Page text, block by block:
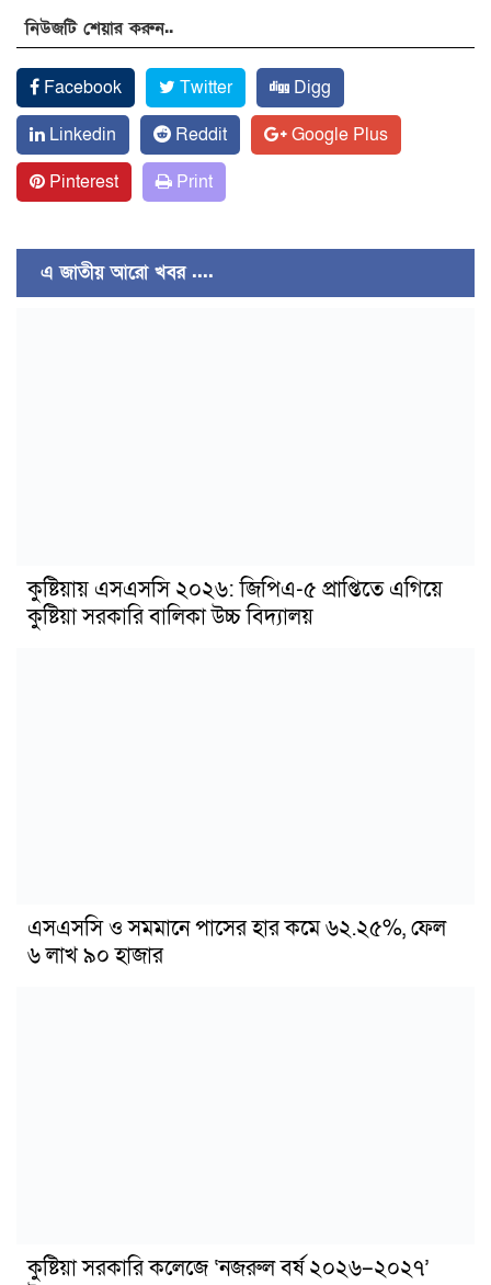
নিউজটি শেয়ার করুন..
Facebook Twitter
Digg
Linkedin
Reddit
Google Plus
Pinterest
Print
এ জাতীয় আরো খবর ....
কুষ্টিয়ায় এসএসসি ২০২৬: জিপিএ-৫ প্রাপ্তিতে এগিয়ে
কুষ্টিয়া সরকারি বালিকা উচ্চ বিদ্যালয়
এসএসসি ও সমমানে পাসের হার কমে ৬২.২৫%, ফেল
৬ লাখ ৯০ হাজার
কুষ্টিয়া সরকারি কলেজে ‘নজরুল বর্ষ ২০২৬–২০২৭’